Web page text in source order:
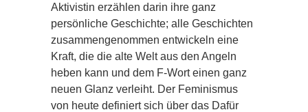
Aktivistin erzählen darin ihre ganz
persönliche Geschichte; alle Geschichten
zusammengenommen entwickeln eine
Kraft, die die alte Welt aus den Angeln
heben kann und dem F-Wort einen ganz
neuen Glanz verleiht. Der Feminismus
von heute definiert sich über das Dafür